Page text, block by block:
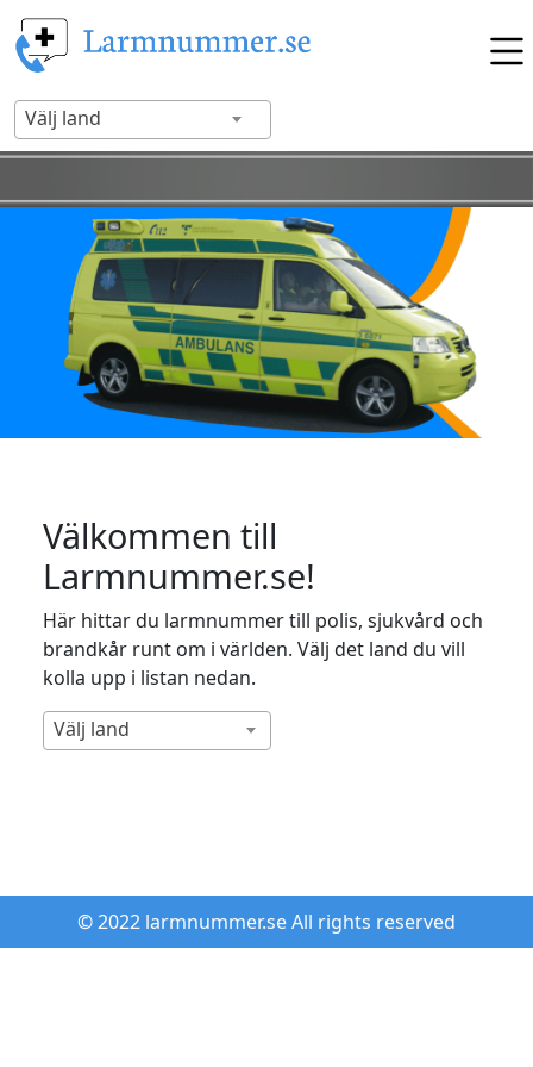
Välj land
Välkommen till
Larmnummer.se!
Här hittar du larmnummer till polis, sjukvård och
brandkår runt om i världen. Välj det land du vill
kolla upp i listan nedan.
Välj land
© 2022 larmnummer.se All rights reserved